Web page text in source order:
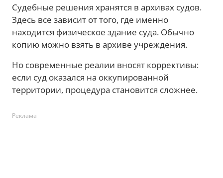
Судебные решения хранятся в архивах судов.
Здесь все зависит от того, где именно
находится физическое здание суда. Обычно
копию можно взять в архиве учреждения.
Но современные реалии вносят коррективы:
если суд оказался на оккупированной
территории, процедура становится сложнее.
Реклама